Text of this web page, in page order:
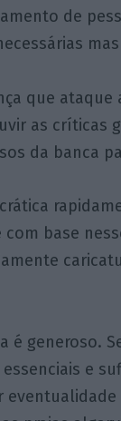
de
que
as críticas
da banca
base
é generoso.
e